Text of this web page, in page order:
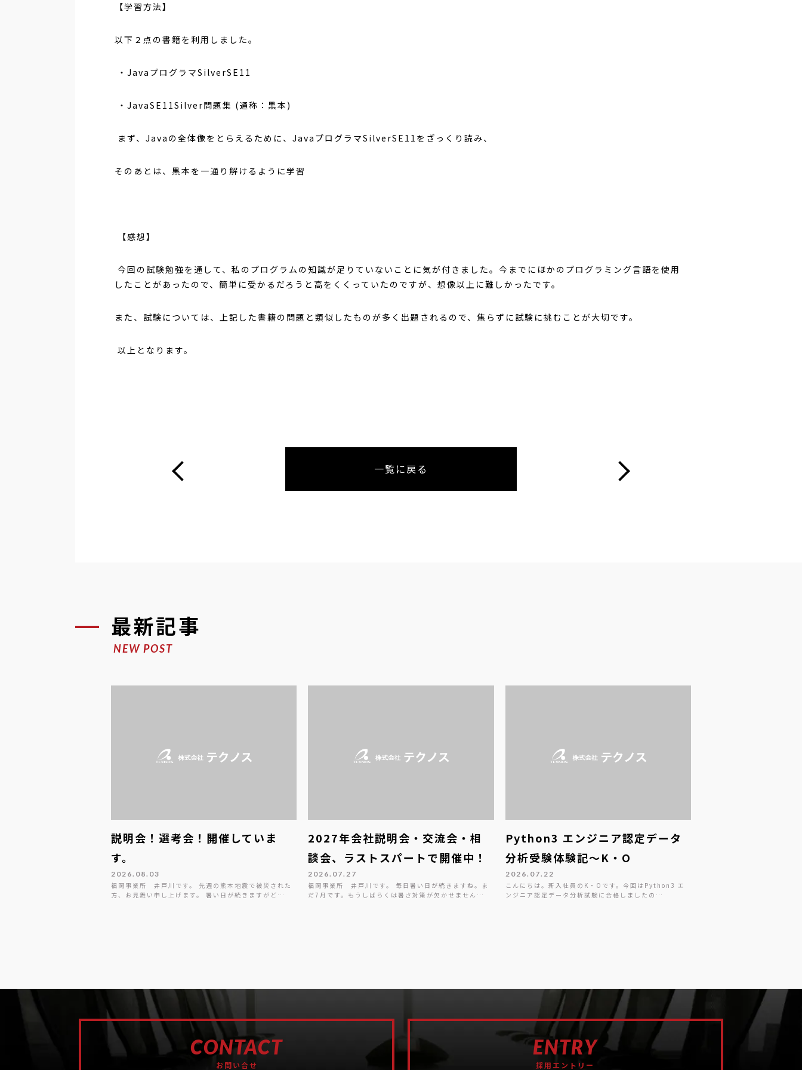
【学習方法】
以下２点の書籍を利用しました。
・ Java プログラマSilverSE11
・ JavaSE11Silver問題集 (通称：黒本 )
まず、 Java の全体像をとらえるために、 Java プログラマSilverSE11 をざっくり読み、
そのあとは、黒本を一通り解けるように学習
【感想】
今回の試験勉強を通して、私のプログラムの知識が足りていないことに気が付きました。今までにほかのプログラミング言語を使用
したことがあったので、簡単に受かるだろうと高をくくっていたのですが、想像以上に難しかったです。
また、試験については、上記した書籍の問題と類似したものが多く出題されるので、焦らずに試験に挑むことが大切です。
以上となります。
一覧に戻る
最新記事
NEW POST
説明会！選考会！開催していま
す。
2026.08.03
福岡事業所 井戸川です。 先週の熊本地震で被災された
方、お見舞い申し上げます。 暑い日が続きますがど…
2027年会社説明会・交流会・相
談会、ラストスパートで開催中！
2026.07.27
福岡事業所 井戸川です。 毎日暑い日が続きますね。ま
だ7月です。もうしばらくは暑さ対策が欠かせません…
Python3 エンジニア認定データ
分析受験体験記～K・O
2026.07.22
こんにちは。新入社員のK・Oです。今回はPython3 エ
ンジニア認定データ分析試験に合格しましたの…
CONTACT
お問い合せ
ENTRY
採用エントリー